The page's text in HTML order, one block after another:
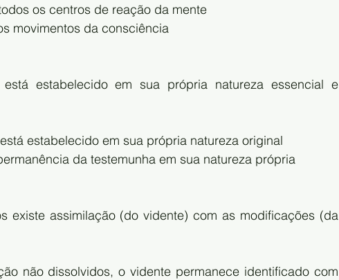
os centros de reação da mente
movimentos da consciência
estabelecido em sua própria natureza essencial e
estabelecido em sua própria natureza original
da testemunha em sua natureza própria
existe assimilação (do vidente) com as modificações (da
não dissolvidos, o vidente permanece identificado com